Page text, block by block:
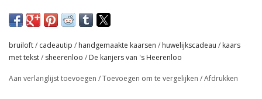
Hoogte : 8 cm
Doorsnee : 4 cm
bruiloft/ cadeautip / handgemaakte kaarsen / huwelijkscadeau / kaars
met tekst/ sheerenloo / De kanjers van 's Heerenloo
Aan verlanglijst toevoegen /Toevoegen om te vergelijken /Afdrukken